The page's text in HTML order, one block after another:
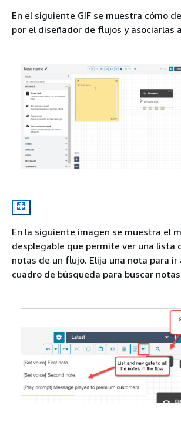
En el siguiente GIF se muestra cómo
por el diseñador de flujos y asociarlas
En la siguiente imagen se muestra el
desplegable que permite ver una lista
notas de un flujo. Elija una nota para ir
cuadro de búsqueda para buscar